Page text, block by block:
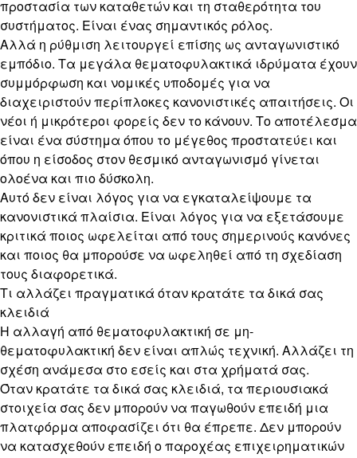
προστασία των καταθετών και τη σταθερότητα του
συστήματος. Είναι ένας σημαντικός ρόλος.
Αλλά η ρύθμιση λειτουργεί επίσης ως ανταγωνιστικό
εμπόδιο. Τα μεγάλα θεματοφυλακτικά ιδρύματα έχουν
συμμόρφωση και νομικές υποδομές για να
διαχειριστούν περίπλοκες κανονιστικές απαιτήσεις. Οι
νέοι ή μικρότεροι φορείς δεν το κάνουν. Το αποτέλεσμα
είναι ένα σύστημα όπου το μέγεθος προστατεύει και
όπου η είσοδος στον θεσμικό ανταγωνισμό γίνεται
ολοένα και πιο δύσκολη.
Αυτό δεν είναι λόγος για να εγκαταλείψουμε τα
κανονιστικά πλαίσια. Είναι λόγος για να εξετάσουμε
κριτικά ποιος ωφελείται από τους σημερινούς κανόνες
και ποιος θα μπορούσε να ωφεληθεί από τη σχεδίαση
τους διαφορετικά.
Τι αλλάζει πραγματικά όταν κρατάτε τα δικά σας
κλειδιά
Η αλλαγή από θεματοφυλακτική σε μη-
θεματοφυλακτική δεν είναι απλώς τεχνική. Αλλάζει τη
σχέση ανάμεσα στο εσείς και στα χρήματά σας.
Όταν κρατάτε τα δικά σας κλειδιά, τα περιουσιακά
στοιχεία σας δεν μπορούν να παγωθούν επειδή μια
πλατφόρμα αποφασίζει ότι θα έπρεπε. Δεν μπορούν
να κατασχεθούν επειδή ο παροχέας επιχειρηματικών